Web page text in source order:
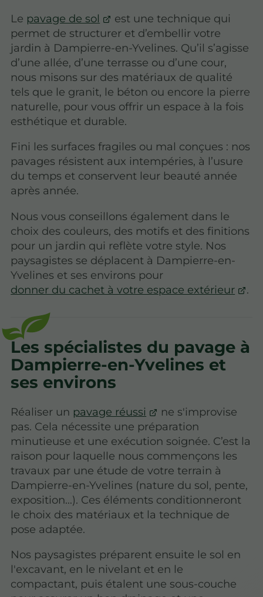
Le pavage de sol
est une technique qui
permet de structurer et d’embellir votre
jardin à Dampierre-en-Yvelines. Qu’il s’agisse
d’une allée, d’une terrasse ou d’une cour,
nous misons sur des matériaux de qualité
tels que le granit, le béton ou encore la pierre
naturelle, pour vous offrir un espace à la fois
esthétique et durable.
Fini les surfaces fragiles ou mal conçues : nos
pavages résistent aux intempéries, à l’usure
du temps et conservent leur beauté année
après année.
Nous vous conseillons également dans le
choix des couleurs, des motifs et des finitions
pour un jardin qui reflète votre style. Nos
paysagistes se déplacent à Dampierre-en-
Yvelines et ses environs pour
donner du cachet à votre espace extérieur
.
Les spécialistes du pavage à
Dampierre-en-Yvelines et
ses environs
Réaliser un pavage réussi
ne s'improvise
pas. Cela nécessite une préparation
minutieuse et une exécution soignée. C’est la
raison pour laquelle nous commençons les
travaux par une étude de votre terrain à
Dampierre-en-Yvelines (nature du sol, pente,
exposition…). Ces éléments conditionneront
le choix des matériaux et la technique de
pose adaptée.
Nos paysagistes préparent ensuite le sol en
l'excavant, en le nivelant et en le
compactant, puis étalent une sous-couche